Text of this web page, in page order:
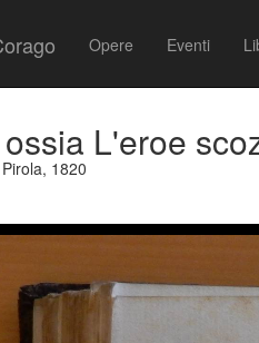
Opere Eventi
L'eroe
1820